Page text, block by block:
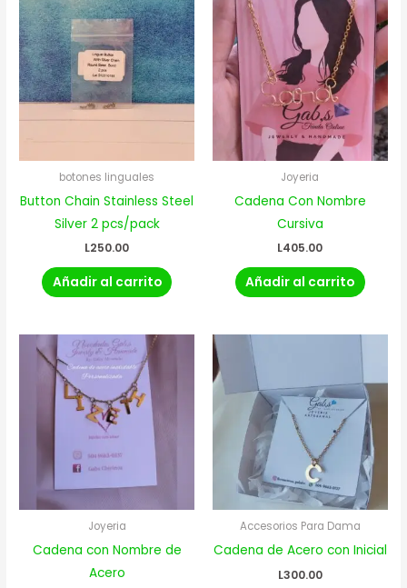
botones linguales
Button Chain Stainless Steel
Silver 2 pcs/pack
L250.00
Añadir al carrito
Joyeria
Cadena Con Nombre
Cursiva
L405.00
Añadir al carrito
Joyeria
Cadena con Nombre de
Acero
Accesorios Para Dama
Cadena de Acero con Inicial
L300.00